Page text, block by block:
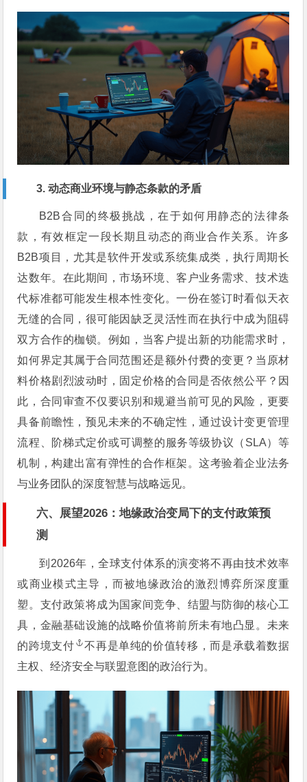
3. 动态商业环境与静态条款的矛盾
B2B合同的终极挑战，在于如何用静态的法律条
款，有效框定一段长期且动态的商业合作关系。许多
B2B项目，尤其是软件开发或系统集成类，执行周期长
达数年。在此期间，市场环境、客户业务需求、技术迭
代标准都可能发生根本性变化。一份在签订时看似天衣
无缝的合同，很可能因缺乏灵活性而在执行中成为阻碍
双方合作的枷锁。例如，当客户提出新的功能需求时，
如何界定其属于合同范围还是额外付费的变更？当原材
料价格剧烈波动时，固定价格的合同是否依然公平？因
此，合同审查不仅要识别和规避当前可见的风险，更要
具备前瞻性，预见未来的不确定性，通过设计变更管理
流程、阶梯式定价或可调整的服务等级协议（SLA）等
机制，构建出富有弹性的合作框架。这考验着企业法务
与业务团队的深度智慧与战略远见。
六、展望2026：地缘政治变局下的支付政策预
测
到2026年，全球支付体系的演变将不再由技术效率
或商业模式主导，而被地缘政治的激烈博弈所深度重
塑。支付政策将成为国家间竞争、结盟与防御的核心工
具，金融基础设施的战略价值将前所未有地凸显。未来
的跨境支付
不再是单纯的价值转移，而是承载着数据
主权、经济安全与联盟意图的政治行为。